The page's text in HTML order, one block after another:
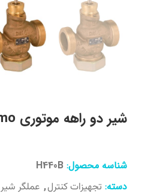
شیر دو راهه موتوری Belimo مدل H440B
شناسه محصول: H440B
دسته: تجهیزات کنترل, عملگر شیر